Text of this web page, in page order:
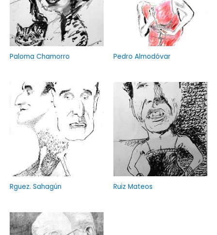
Paloma Chamorro Pedro Almodóvar
Rguez. Sahagún Ruiz Mateos